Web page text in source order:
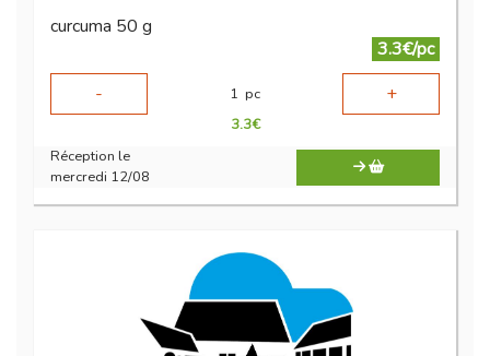
curcuma 50 g
3.3€/pc
-
1 pc +
3.3€
Réception le
mercredi 12/08